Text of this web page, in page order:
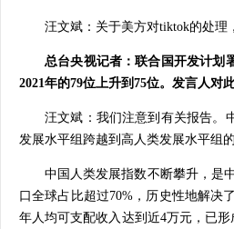
汪文斌：关于美方对tiktok的处理
总台央视记者：联合国开发计划
2021年的79位上升到75位。发言人对
汪文斌：我们注意到有关报告。
发展水平组跨越到高人类发展水平组的
中国人类发展指数不断攀升，是
口全球占比超过70%，历史性地解决
年人均可支配收入达到近4万元，已